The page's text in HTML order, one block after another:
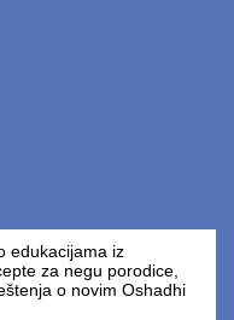
edukacijama iz
za negu porodice,
o novim Oshadhi